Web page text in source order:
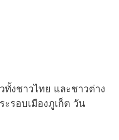
งชาวไทย และชาวต่าง
รอบเมืองภูเก็ต วัน